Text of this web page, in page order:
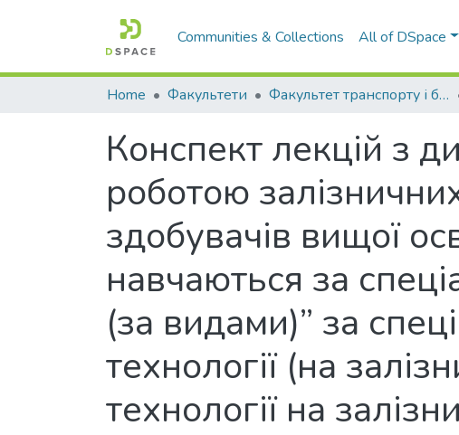
Communities & Collections All of DSpace
Home Факультети Факультет транспорту і будівництва
Конспект лекцій з
роботою
здобувачів вищої
навчаються за
(за видами)” за
технології (на
технології на